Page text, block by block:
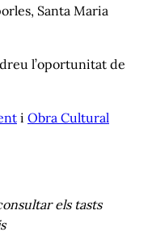
Santa Maria
l’oportunitat de
i Obra Cultural
els tasts